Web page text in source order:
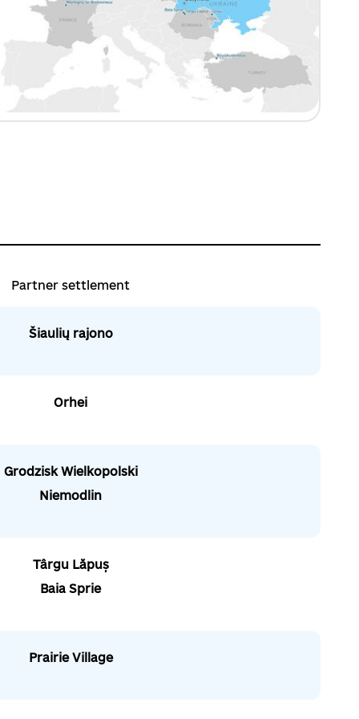
Partner settlement
Šiaulių rajono
Orhei
Grodzisk Wielkopolski
Niemodlin
Târgu Lăpuș
Baia Sprie
Prairie Village